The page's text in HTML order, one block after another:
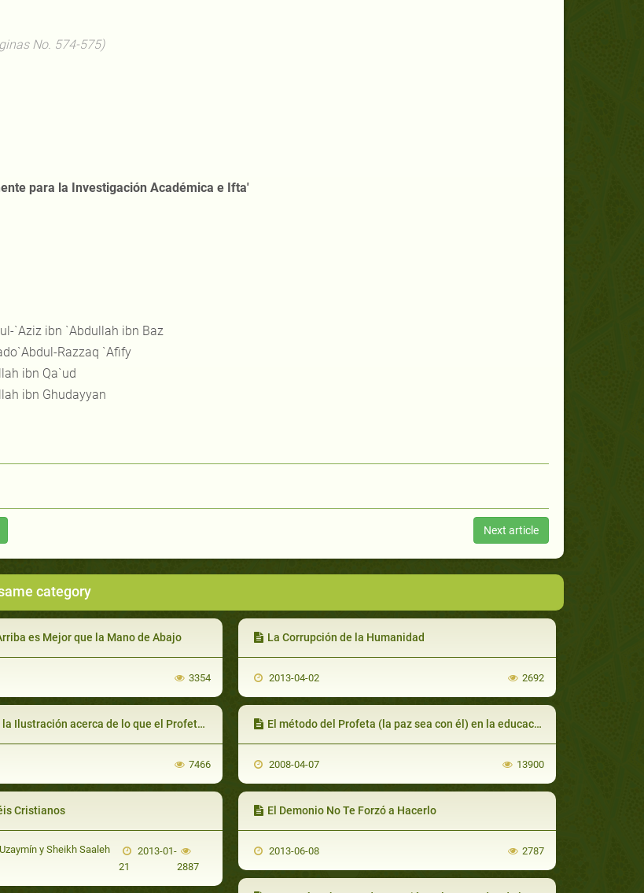
No. 574-575)
para la Investigación Académica e Ifta'
`Aziz ibn `Abdullah ibn Baz
Razzaq `Afify
ibn Qa`ud
ibn Ghudayyan
Next article
category
es Mejor que la Mano de Abajo
3354
La Corrupción de la Humanidad
2013-04-02 2692
acerca de lo que el Profeta Muhammad dio a la Humanidad
7466
El método del Profeta (la paz sea con él) en la educación y en la rectificación del comportamiento
2008-04-07 13900
Cristianos
y Sheikh Saaleh
2013-01-
21
2887
El Demonio No Te Forzó a Hacerlo
2013-06-08 2787